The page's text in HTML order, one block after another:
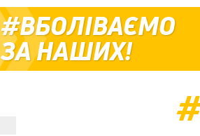
ВБОЛІВАЄМО
ЗА НАШИХ!